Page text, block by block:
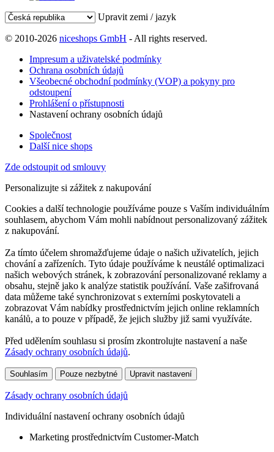
Upravit zemi / jazyk
© 2010-2026 niceshops GmbH - All rights reserved.
Impresum a uživatelské podmínky
Ochrana osobních údajů
Všeobecné obchodní podmínky (VOP) a pokyny pro
odstoupení
Prohlášení o přístupnosti
Nastavení ochrany osobních údajů
Společnost
Další nice shops
Zde odstoupit od smlouvy
Personalizujte si zážitek z nakupování
Cookies a další technologie používáme pouze s Vaším individuálním
souhlasem, abychom Vám mohli nabídnout personalizovaný zážitek
z nakupování.
Za tímto účelem shromažďujeme údaje o našich uživatelích, jejich
chování a zařízeních. Tyto údaje používáme k neustálé optimalizaci
našich webových stránek, k zobrazování personalizované reklamy a
obsahu, stejně jako k analýze statistik používání. Vaše zašifrovaná
data můžeme také synchronizovat s externími poskytovateli a
zobrazovat Vám nabídky prostřednictvím jejich online reklamních
kanálů, a to pouze v případě, že jejich služby již sami využíváte.
Před udělením souhlasu si prosím zkontrolujte nastavení a naše
Zásady ochrany osobních údajů.
Souhlasím Pouze nezbytné Upravit nastavení
Zásady ochrany osobních údajů
Individuální nastavení ochrany osobních údajů
Marketing prostřednictvím Customer-Match